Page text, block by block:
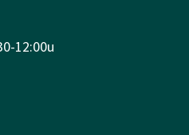
12:00u